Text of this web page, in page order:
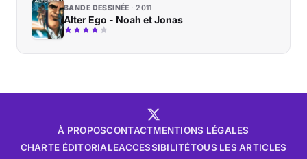
BANDE DESSINÉE 2011
Alter Ego - Noah et Jonas
À PROPOSCONTACTMENTIONS LÉGALES
CHARTE ÉDITORIALEACCESSIBILITÉTOUS LES ARTICLES